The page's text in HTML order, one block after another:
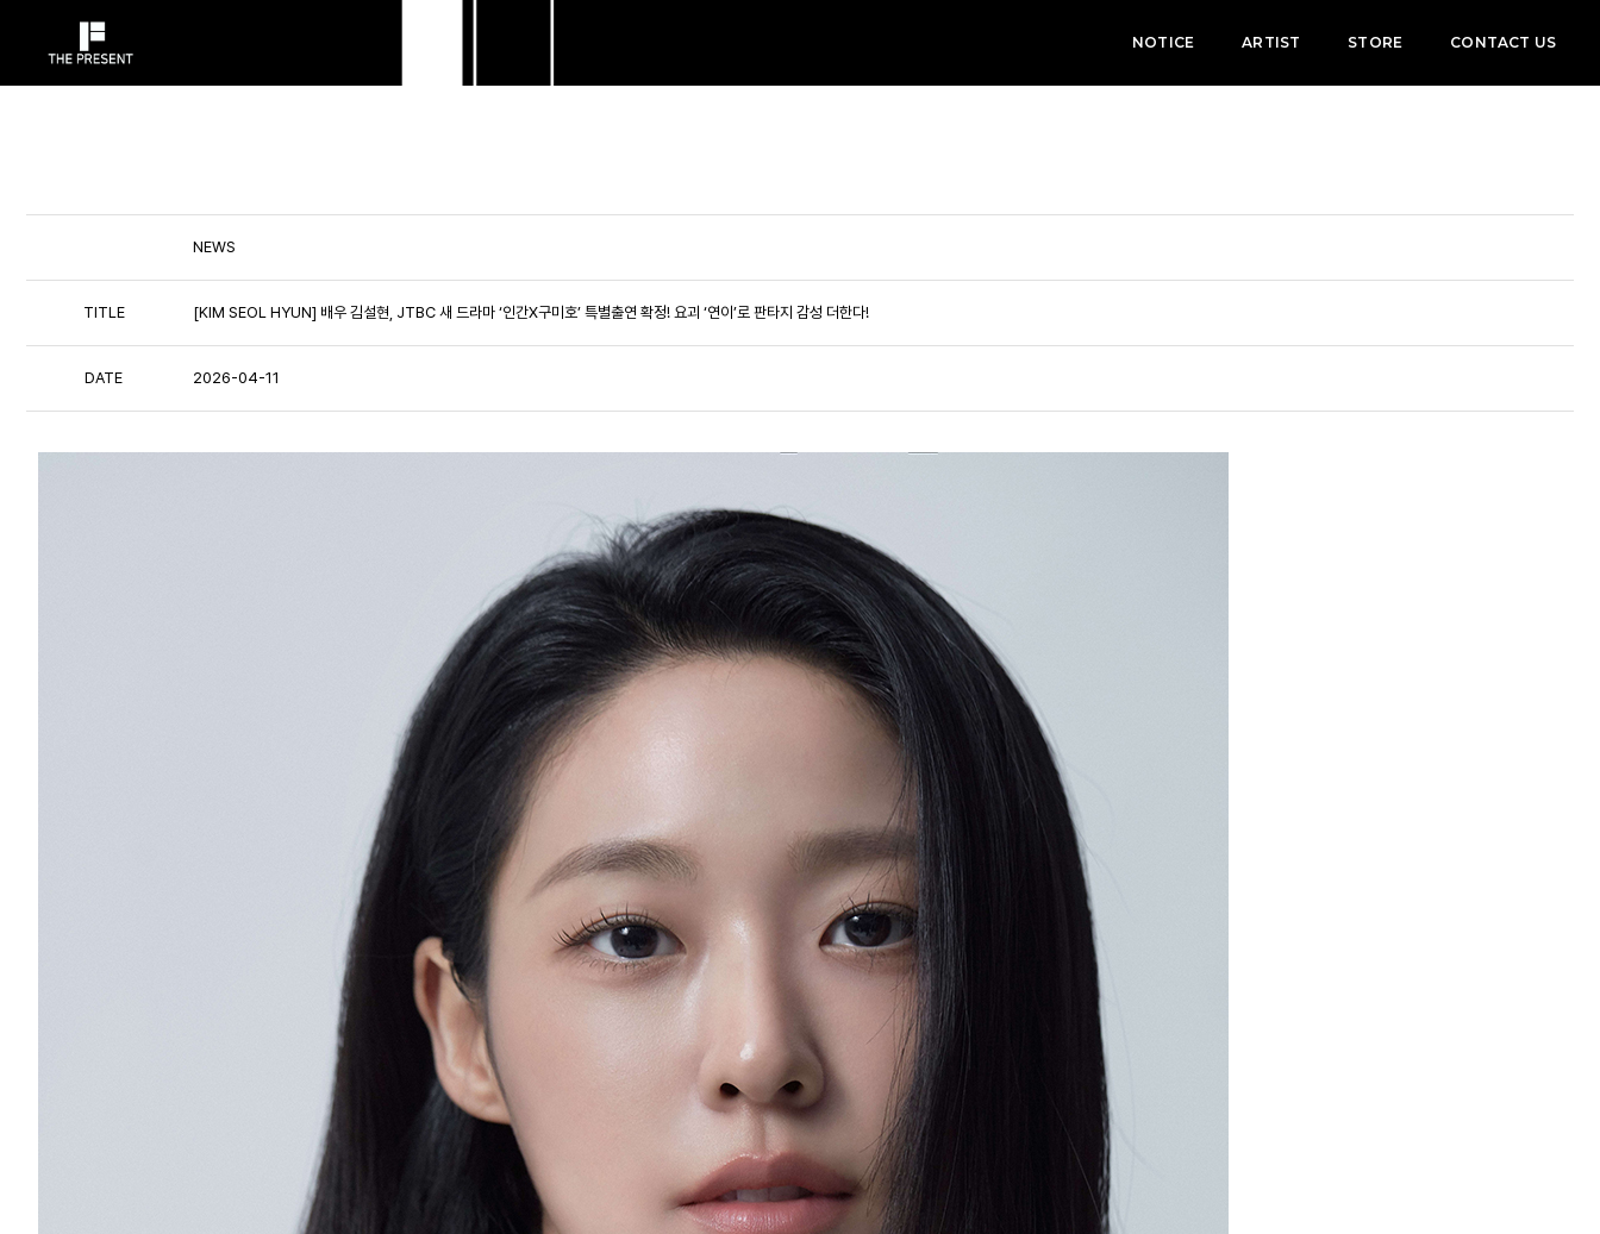
NOTICE ARTIST STORE CONTACT US
NEWS
TITLE [KIM SEOL HYUN] 배우 김설현, JTBC 새 드라마 ‘인간X구미호’ 특별출연 확정! 요괴 ‘연이’로 판타지 감성 더한다!
DATE 2026-04-11